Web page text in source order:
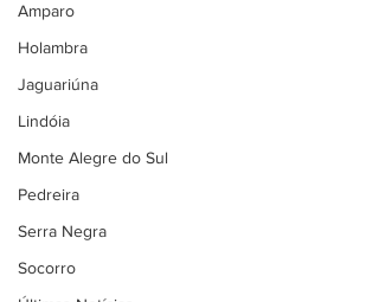
Amparo
Holambra
Jaguariúna
Lindóia
Monte Alegre do Sul
Pedreira
Serra Negra
Socorro